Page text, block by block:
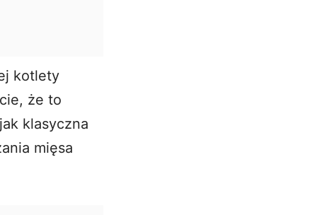
kotlety
że to
jak klasyczna
mięsa